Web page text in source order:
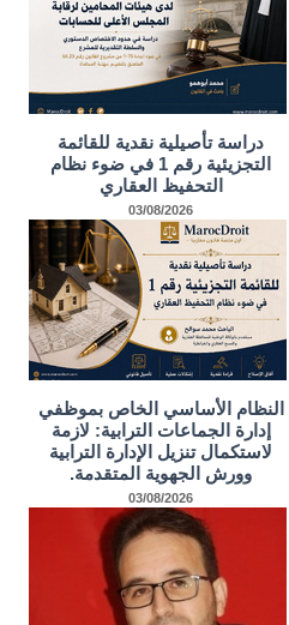
دراسة تأصيلية نقدية للقائمة
التجزيئية رقم 1 في ضوء نظام
التحفيظ العقاري
03/08/2026
النظام الأساسي الخاص بموظفي
إدارة الجماعات الترابية: لازمة
لاستكمال تنزيل الإدارة الترابية
وورش الجهوية المتقدمة.
03/08/2026